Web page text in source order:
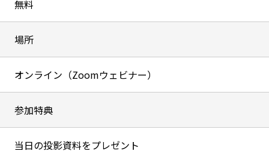
無料
場所
オンライン（Zoomウェビナー）
参加特典
当日の投影資料をプレゼント